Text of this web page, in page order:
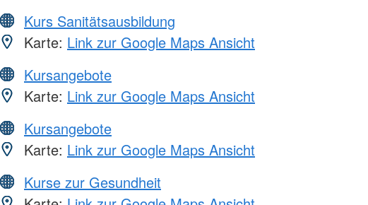
Kurs Sanitätsausbildung
Karte: Link zur Google Maps Ansicht
Kursangebote
Karte: Link zur Google Maps Ansicht
Kursangebote
Karte: Link zur Google Maps Ansicht
Kurse zur Gesundheit